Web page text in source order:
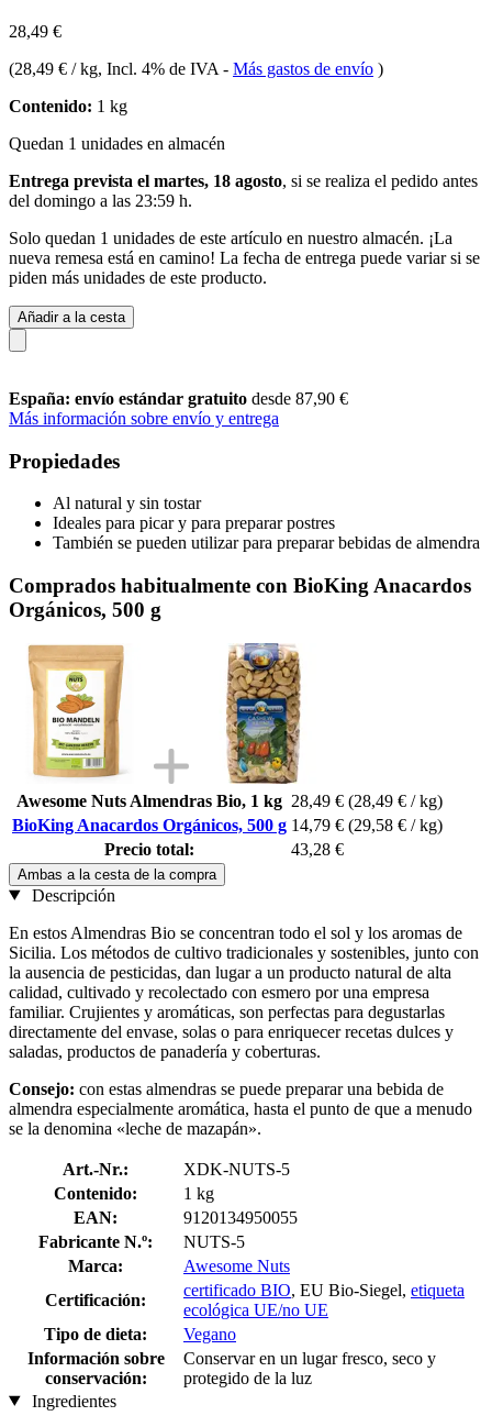
28,49 €
(28,49 € / kg, Incl. 4% de IVA - Más gastos de envío )
Contenido: 1 kg
Quedan 1 unidades en almacén
Entrega prevista el martes, 18 agosto, si se realiza el pedido antes
del domingo a las 23:59 h.
Solo quedan 1 unidades de este artículo en nuestro almacén. ¡La
nueva remesa está en camino! La fecha de entrega puede variar si se
piden más unidades de este producto.
Añadir a la cesta
España: envío estándar gratuito desde 87,90 €
Más información sobre envío y entrega
Propiedades
Al natural y sin tostar
Ideales para picar y para preparar postres
También se pueden utilizar para preparar bebidas de almendra
Comprados habitualmente con BioKing Anacardos
Orgánicos, 500 g
Awesome Nuts Almendras Bio, 1 kg 28,49 € (28,49 € / kg)
BioKing Anacardos Orgánicos, 500 g 14,79 € (29,58 € / kg)
Precio total:
43,28 €
Ambas a la cesta de la compra
Descripción
En estos Almendras Bio se concentran todo el sol y los aromas de
Sicilia. Los métodos de cultivo tradicionales y sostenibles, junto con
la ausencia de pesticidas, dan lugar a un producto natural de alta
calidad, cultivado y recolectado con esmero por una empresa
familiar. Crujientes y aromáticas, son perfectas para degustarlas
directamente del envase, solas o para enriquecer recetas dulces y
saladas, productos de panadería y coberturas.
Consejo: con estas almendras se puede preparar una bebida de
almendra especialmente aromática, hasta el punto de que a menudo
se la denomina «leche de mazapán».
Art.-Nr.:
XDK-NUTS-5
Contenido:
1 kg
EAN:
9120134950055
Fabricante N.º:
NUTS-5
Marca:
Awesome Nuts
Certificación:
certificado BIO, EU Bio-Siegel, etiqueta
ecológica UE/no UE
Tipo de dieta:
Vegano
Información sobre
conservación:
Conservar en un lugar fresco, seco y
protegido de la luz
Ingredientes